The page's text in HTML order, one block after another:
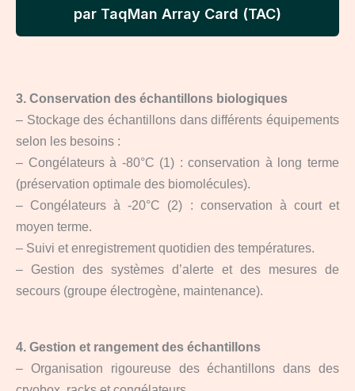
par TaqMan Array Card (TAC)
3. Conservation des échantillons biologiques
– Stockage des échantillons dans différents équipements
selon les besoins :
– Congélateurs à -80°C (1) : conservation à long terme
(préservation optimale des biomolécules).
– Congélateurs à -20°C (2) : conservation à court et
moyen terme.
– Suivi et enregistrement quotidien des températures.
– Gestion des systèmes d’alerte et des mesures de
secours (groupe électrogène, maintenance).
4. Gestion et rangement des échantillons
– Organisation rigoureuse des échantillons dans des